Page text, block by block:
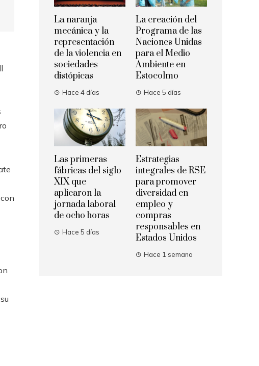
La naranja
mecánica y la
representación
de la violencia en
sociedades
distópicas
Hace 4 días
La creación del
Programa de las
Naciones Unidas
para el Medio
Ambiente en
Estocolmo
Hace 5 días
Las primeras
fábricas del siglo
XIX que
aplicaron la
jornada laboral
de ocho horas
Hace 5 días
Estrategias
integrales de RSE
para promover
diversidad en
empleo y
compras
responsables en
Estados Unidos
Hace 1 semana